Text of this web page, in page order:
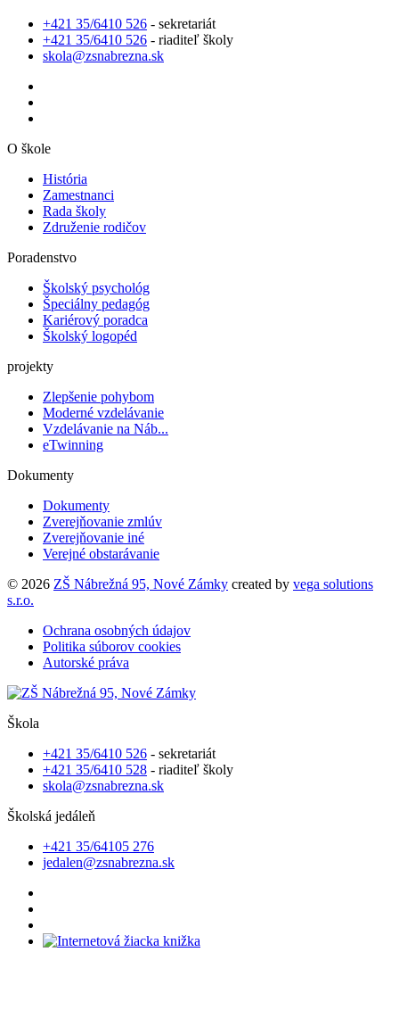
+421 35/6410 526 - sekretariát
+421 35/6410 526 - riaditeľ školy
skola@zsnabrezna.sk
O škole
História
Zamestnanci
Rada školy
Združenie rodičov
Poradenstvo
Školský psychológ
Špeciálny pedagóg
Kariérový poradca
Školský logopéd
projekty
Zlepšenie pohybom
Moderné vzdelávanie
Vzdelávanie na Náb...
eTwinning
Dokumenty
Dokumenty
Zverejňovanie zmlúv
Zverejňovanie iné
Verejné obstarávanie
© 2026 ZŠ Nábrežná 95, Nové Zámky created by vega solutions
s.r.o.
Ochrana osobných údajov
Politika súborov cookies
Autorské práva
Škola
+421 35/6410 526 - sekretariát
+421 35/6410 528 - riaditeľ školy
skola@zsnabrezna.sk
Školská jedáleň
+421 35/64105 276
jedalen@zsnabrezna.sk